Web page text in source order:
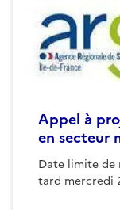
Appel à
en secteur
Date limite de
tard mercredi